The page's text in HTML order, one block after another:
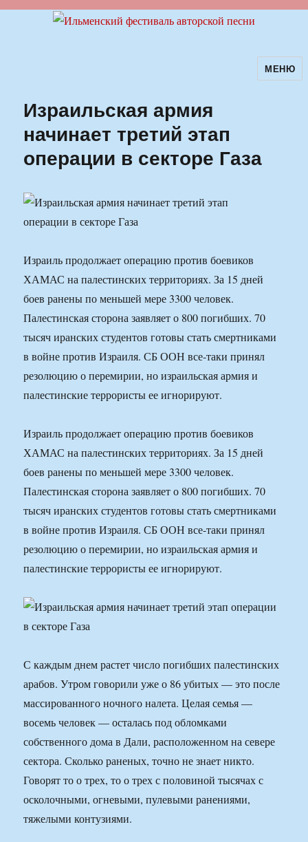
Ильменский фестиваль авторскойМЕНЮ
Израильская армия
начинает третий этап
операции в секторе Газа
Израиль продолжает операцию против боевиков
ХАМАС на палестинских территориях. За 15 дней
боев ранены по меньшей мере 3300 человек.
Палестинская сторона заявляет о 800 погибших. 70
тысяч иранских студентов готовы стать смертниками
в войне против Израиля. СБ ООН все-таки принял
резолюцию о перемирии, но израильская армия и
палестинские террористы ее игнорируют.
Израиль продолжает операцию против боевиков
ХАМАС на палестинских территориях. За 15 дней
боев ранены по меньшей мере 3300 человек.
Палестинская сторона заявляет о 800 погибших. 70
тысяч иранских студентов готовы стать смертниками
в войне против Израиля. СБ ООН все-таки принял
резолюцию о перемирии, но израильская армия и
палестинские террористы ее игнорируют.
С каждым днем растет число погибших палестинских
арабов. Утром говорили уже о 86 убитых — это после
массированного ночного налета. Целая семья —
восемь человек — осталась под обломками
собственного дома в Дали, расположенном на севере
сектора. Сколько раненых, точно не знает никто.
Говорят то о трех, то о трех с половиной тысячах с
осколочными, огневыми, пулевыми ранениями,
тяжелыми контузиями.